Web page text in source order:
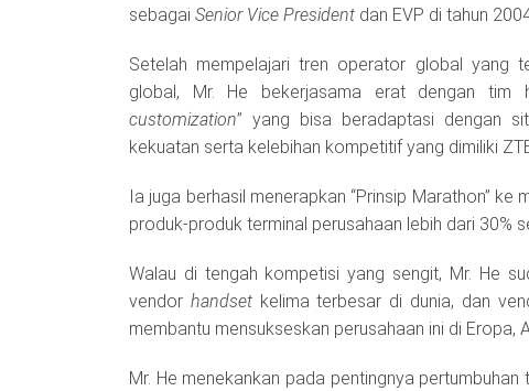
sebagai Senior Vice President dan EVP di tahun
Setelah mempelajari tren operator global yang
global, Mr. He bekerjasama erat dengan tim
customization” yang bisa beradaptasi dengan
kekuatan serta kelebihan kompetitif yang dimiliki
Ia juga berhasil menerapkan “Prinsip Marathon”
produk-produk terminal perusahaan lebih dari 30%
Walau di tengah kompetisi yang sengit, Mr. He
vendor handsetkelima terbesar di dunia, dan
membantu mensukseskan perusahaan ini di Eropa,
Mr. He menekankan pada pentingnya